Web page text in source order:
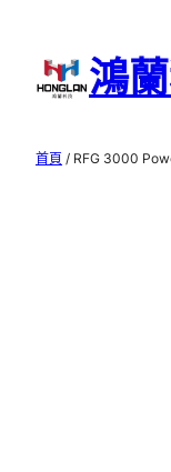
鴻
首頁 / RFG 3000